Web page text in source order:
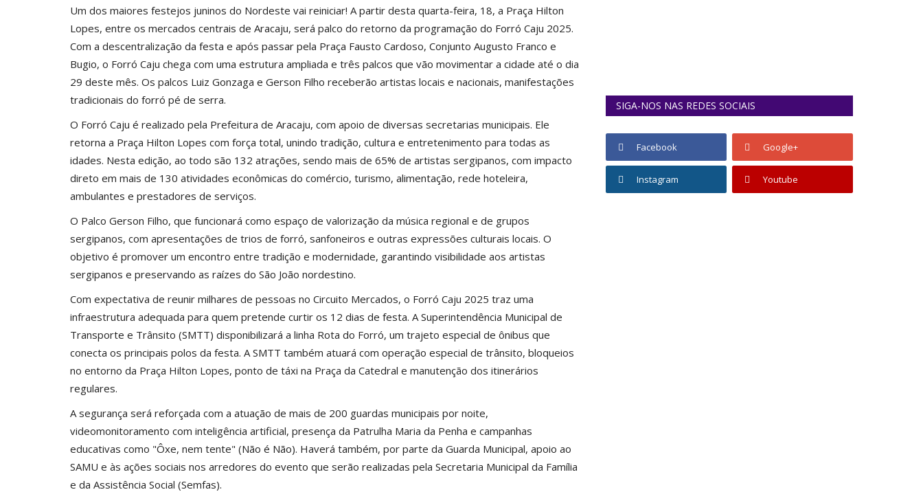
Um dos maiores festejos juninos do Nordeste vai reiniciar! A partir desta quarta-feira, 18, a Praça Hilton
Lopes, entre os mercados centrais de Aracaju, será palco do retorno da programação do Forró Caju 2025.
Com a descentralização da festa e após passar pela Praça Fausto Cardoso, Conjunto Augusto Franco e
Bugio, o Forró Caju chega com uma estrutura ampliada e três palcos que vão movimentar a cidade até o dia
29 deste mês. Os palcos Luiz Gonzaga e Gerson Filho receberão artistas locais e nacionais, manifestações
tradicionais do forró pé de serra.
O Forró Caju é realizado pela Prefeitura de Aracaju, com apoio de diversas secretarias municipais. Ele
retorna a Praça Hilton Lopes com força total, unindo tradição, cultura e entretenimento para todas as
idades. Nesta edição, ao todo são 132 atrações, sendo mais de 65% de artistas sergipanos, com impacto
direto em mais de 130 atividades econômicas do comércio, turismo, alimentação, rede hoteleira,
ambulantes e prestadores de serviços.
O Palco Gerson Filho, que funcionará como espaço de valorização da música regional e de grupos
sergipanos, com apresentações de trios de forró, sanfoneiros e outras expressões culturais locais. O
objetivo é promover um encontro entre tradição e modernidade, garantindo visibilidade aos artistas
sergipanos e preservando as raízes do São João nordestino.
Com expectativa de reunir milhares de pessoas no Circuito Mercados, o Forró Caju 2025 traz uma
infraestrutura adequada para quem pretende curtir os 12 dias de festa. A Superintendência Municipal de
Transporte e Trânsito (SMTT) disponibilizará a linha Rota do Forró, um trajeto especial de ônibus que
conecta os principais polos da festa. A SMTT também atuará com operação especial de trânsito, bloqueios
no entorno da Praça Hilton Lopes, ponto de táxi na Praça da Catedral e manutenção dos itinerários
regulares.
A segurança será reforçada com a atuação de mais de 200 guardas municipais por noite,
videomonitoramento com inteligência artificial, presença da Patrulha Maria da Penha e campanhas
educativas como "Ôxe, nem tente" (Não é Não). Haverá também, por parte da Guarda Municipal, apoio ao
SAMU e às ações sociais nos arredores do evento que serão realizadas pela Secretaria Municipal da Família
e da Assistência Social (Semfas).
SIGA-NOS NAS REDES SOCIAIS
Facebook Google+
Instagram Youtube